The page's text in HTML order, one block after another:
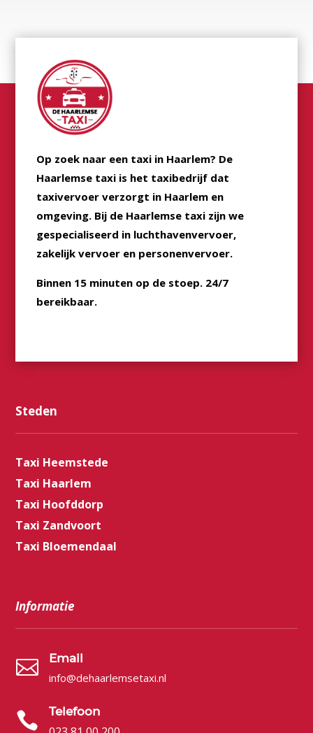
Op zoek naar een taxi in Haarlem? De
Haarlemse taxi is het taxibedrijf dat
taxivervoer verzorgt in Haarlem en
omgeving. Bij de Haarlemse taxi zijn we
gespecialiseerd in luchthavenvervoer,
zakelijk vervoer en personenvervoer.
Binnen 15 minuten op de stoep. 24/7
bereikbaar.
Steden
Taxi Heemstede
Taxi Haarlem
Taxi Hoofddorp
Taxi Zandvoort
Taxi Bloemendaal
Informatie

Email
info@dehaarlemsetaxi.nl
 Telefoon